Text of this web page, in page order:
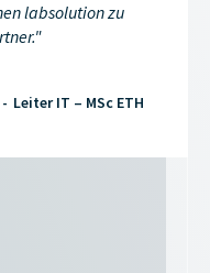
labsolution zu
Leiter IT – MSc ETH